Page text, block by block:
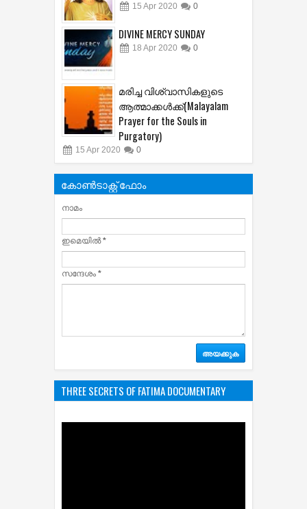
15 Apr 2020 0
DIVINE MERCY SUNDAY
18 Apr 2020 0
മരിച്ച വിശ്വാസികളുടെ
ആത്മാക്കള്‍ക്ക്(Malayalam
Prayer for the Souls in
Purgatory)
15 Apr 2020 0
കോൺടാക്റ്റ് ഫോം
നാമം
ഇമെയില്‍*
സന്ദേശം *
THREE SECRETS OF FATIMA DOCUMENTARY